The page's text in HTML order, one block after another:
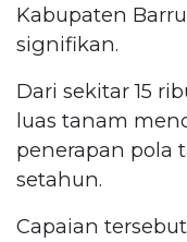
Kabupaten
signifikan.
Dari sekitar 15
luas tanam
penerapan pola
setahun.
Capaian